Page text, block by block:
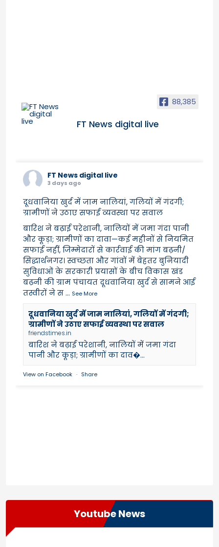
88,385
FT News digital live
FT News digital live
3 days ago
दूधवानिया खुर्द में जाम नालियां, गलियों में गंदगी;
ग्रामीणों ने उठाए सफाई व्यवस्था पर सवाल
बारिश ने बढ़ाई परेशानी, नालियों में जमा गंदा पानी
और कूड़ा; ग्रामीणों का दावा—कई महीनों से नियमित
सफाई नहीं, जिम्मेदारों से कार्रवाई की मांग बढ़नी/
सिद्धार्थनगर। स्वच्छता और गांवों में बेहतर बुनियादी
सुविधाओं के सरकारी प्रयासों के बीच विकास खंड
बढ़नी की ग्राम पंचायत दूधवानिया खुर्द से सामने आई
तस्वीरों ने स... See More
दूधवानिया खुर्द में जाम नालियां, गलियों में गंदगी;
ग्रामीणों ने उठाए सफाई व्यवस्था पर सवाल
friendstimes.in
बारिश ने बढ़ाई परेशानी, नालियों में जमा गंदा
पानी और कूड़ा; ग्रामीणों का दाव�...
View on Facebook · Share
Youtube News